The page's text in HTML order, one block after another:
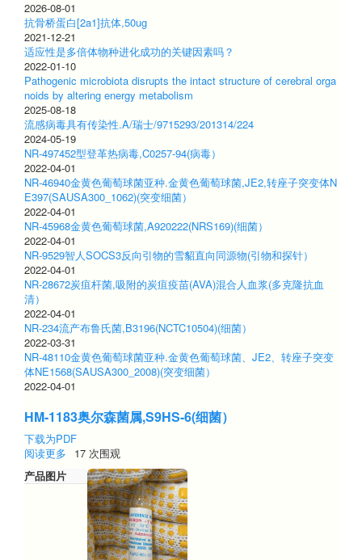
2026-08-01
抗骨桥蛋白[2a1]抗体,50ug
2021-12-21
适应性是多倍体物种进化成功的关键因素吗？
2022-01-10
Pathogenic microbiota disrupts the intact structure of cerebral orga
noids by altering energy metabolism
2025-08-18
流感病毒具有传染性.A/瑞士/9715293/201314/224
2024-05-19
NR-497452型登革热病毒,C0257-94(病毒）
2022-04-01
NR-46940金黄色葡萄球菌亚种.金黄色葡萄球菌,JE2,转座子突变体N
E397(SAUSA300_1062)(突变细菌）
2022-04-01
NR-45968金黄色葡萄球菌,A920222(NRS169)(细菌）
2022-04-01
NR-9529智人SOCS3反向引物的雪貂直向同源物(引物和探针）
2022-04-01
NR-28672炭疽杆菌,吸附的炭疽疫苗(AVA)混合人血浆(多克隆抗血
清）
2022-04-01
NR-234流产布鲁氏菌,B3196(NCTC10504)(细菌）
2022-03-31
NR-48110金黄色葡萄球菌亚种.金黄色葡萄球菌、JE2、转座子突变
体NE1568(SAUSA300_2008)(突变细菌）
2022-04-01
HM-1183奥尔森菌属,S9HS-6(细菌）
下载为PDF
阅读更多 关
HM-
1183
17 次围观
产品图片